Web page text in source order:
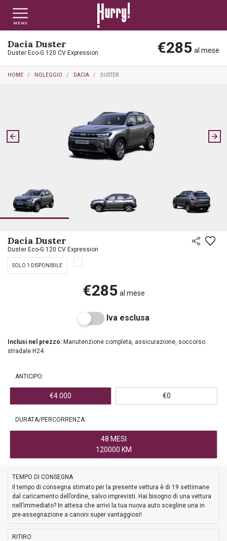
MENU
Dacia Duster
Duster Eco-G 120 CV Expression €285 al mese
HOME NOLEGGIO DACIA DUSTER
Dacia Duster
Duster Eco-G 120 CV Expression
SOLO 1 DISPONIBILE
€285 al mese
Iva esclusa
Inclusi nel prezzo: Manutenzione completa, assicurazione, soccorso
stradale H24
ANTICIPO:
€4.000 €0
DURATA/PERCORRENZA:
48 MESI
120000 KM
TEMPO DI CONSEGNA
Il tempo di consegna stimato per la presente vettura è di 19 settimane
dal caricamento dell’ordine, salvo imprevisti. Hai bisogno di una vettura
nell’immediato? In attesa che arrivi la tua nuova auto scegline una in
pre-assegnazione a canoni super vantaggiosi!
RITIRO
NLT PRIVATI
NLT USATO PRIVATI
NLT NUOVO
VALUTA E VENDI